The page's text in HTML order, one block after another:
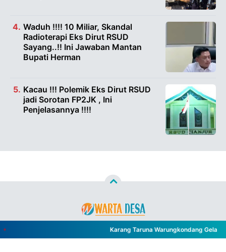
Waduh !!!! 10 Miliar, Skandal
Radioterapi Eks Dirut RSUD
Sayang..!! Ini Jawaban Mantan
Bupati Herman
Kacau !!! Polemik Eks Dirut RSUD
jadi Sorotan FP2JK , Ini
Penjelasannya !!!!
Karang Taruna Warungkondang Gelar
Designed byNghustle
PEDOMAN PEMBERITAAN MEDIA SIBER